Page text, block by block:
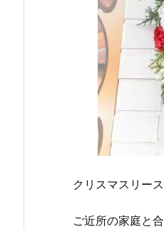
クリスマスリー
ご近所の家庭と